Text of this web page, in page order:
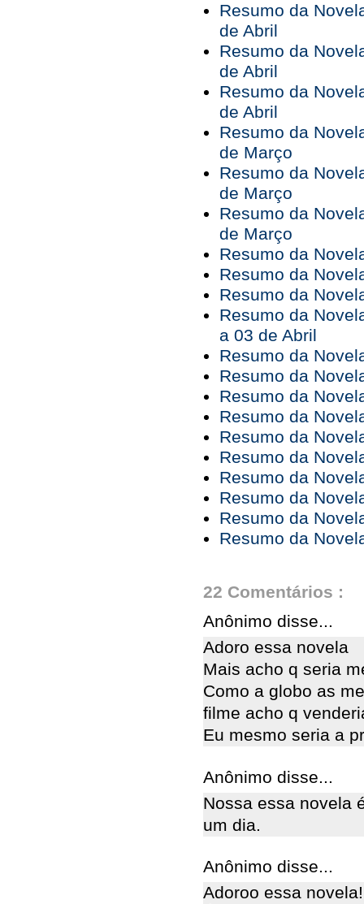
Resumo da
de Abril
Resumo da
de Abril
Resumo da
de Abril
Resumo da
de Março
Resumo da
de Março
Resumo da
de Março
Resumo da
Resumo da
Resumo da
Resumo da
a 03 de Abril
Resumo da
Resumo da
Resumo da
Resumo da
Resumo da
Resumo da
Resumo da
Resumo da
Resumo da
Resumo da
22 Comentários :
Anônimo disse...
Adoro essa novela
Mais acho q seria
Como a globo as
filme acho q
Eu mesmo seria a
Anônimo disse...
Nossa essa novela
um dia.
Anônimo disse...
Adoroo essa novela!